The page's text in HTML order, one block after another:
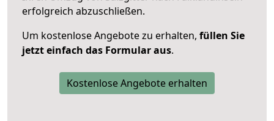
erfolgreich abzuschließen.
Um kostenlose Angebote zu erhalten, füllen Sie
jetzt einfach das Formular aus.
Kostenlose Angebote erhalten